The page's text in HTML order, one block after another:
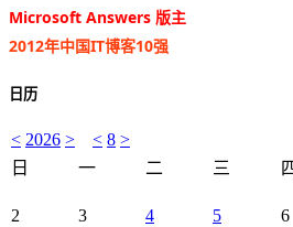
Microsoft Answers 版主
2012年中国IT博客10强
日历
< 2026 > < 8 >
日
一 二 三
2
3 4 5 6